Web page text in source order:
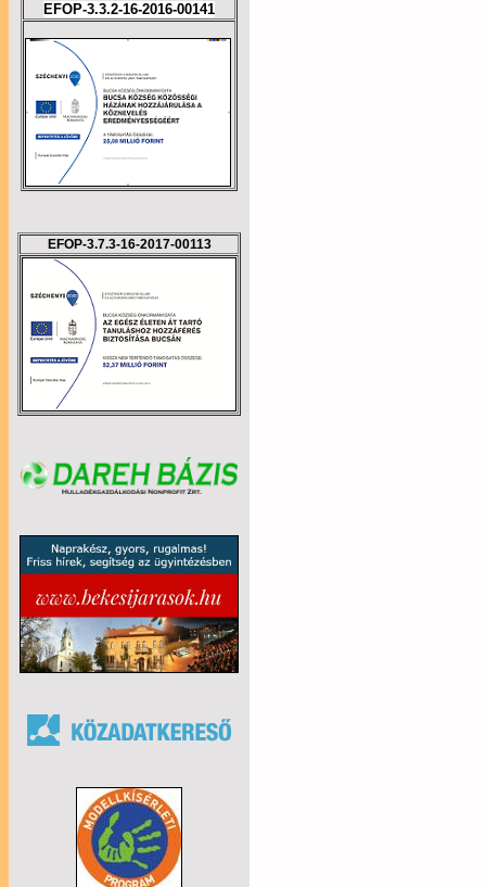
EFOP-3.3.2-16-2016-00141
EFOP-3.7.3-16-2017-00113